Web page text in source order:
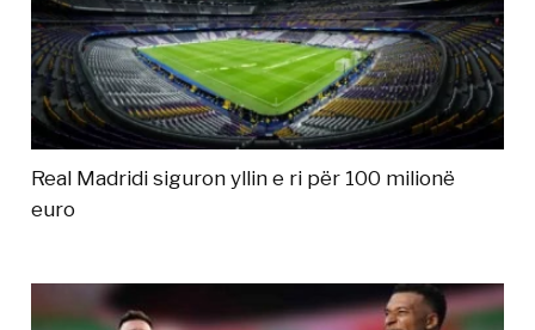
Real Madridi siguron yllin e ri për 100 milionë
euro